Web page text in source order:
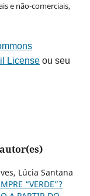
e não-comerciais,
Licenseou seu
Lúcia Santana
“VERDE”?